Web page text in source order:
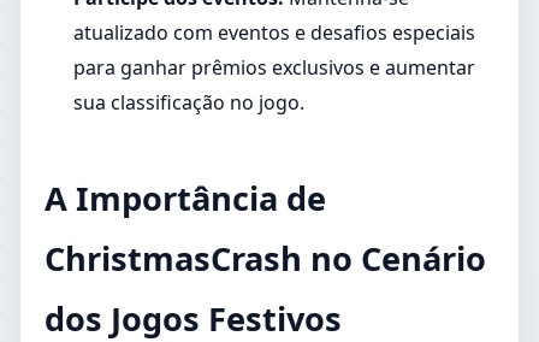
atualizado com eventos e desafios especiais
para ganhar prêmios exclusivos e aumentar
sua classificação no jogo.
A Importância de
ChristmasCrash no Cenário
dos Jogos Festivos